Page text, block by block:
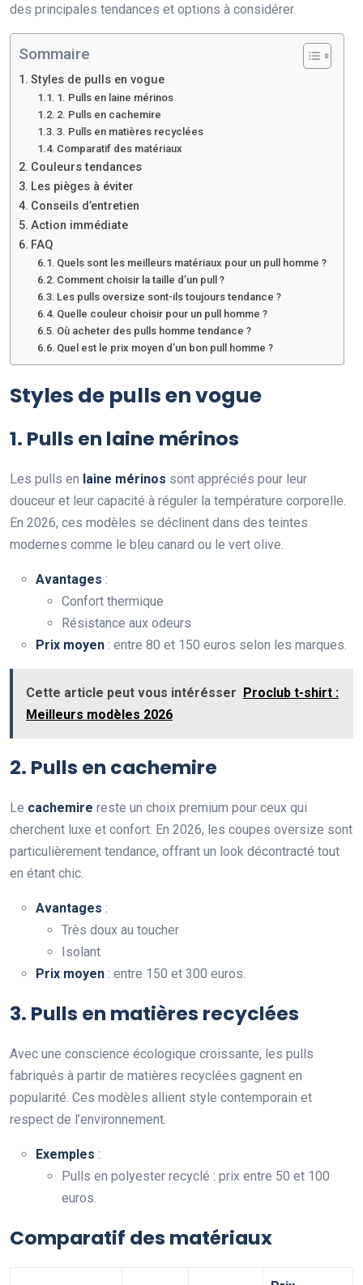
des principales tendances et options à considérer.
Sommaire
Styles de pulls en vogue
1. Pulls en laine mérinos
2. Pulls en cachemire
3. Pulls en matières recyclées
Comparatif des matériaux
Couleurs tendances
Les pièges à éviter
Conseils d’entretien
Action immédiate
FAQ
Quels sont les meilleurs matériaux pour un pull homme ?
Comment choisir la taille d’un pull ?
Les pulls oversize sont-ils toujours tendance ?
Quelle couleur choisir pour un pull homme ?
Où acheter des pulls homme tendance ?
Quel est le prix moyen d’un bon pull homme ?
Styles de pulls en vogue
1. Pulls en laine mérinos
Les pulls en laine mérinos sont appréciés pour leur
douceur et leur capacité à réguler la température corporelle.
En 2026, ces modèles se déclinent dans des teintes
modernes comme le bleu canard ou le vert olive.
Avantages :
Confort thermique
Résistance aux odeurs
Prix moyen : entre 80 et 150 euros selon les marques.
Cette article peut vous intérésser Proclub t-shirt :
Meilleurs modèles 2026
2. Pulls en cachemire
Le cachemire reste un choix premium pour ceux qui
cherchent luxe et confort. En 2026, les coupes oversize sont
particulièrement tendance, offrant un look décontracté tout
en étant chic.
Avantages :
Très doux au toucher
Isolant
Prix moyen : entre 150 et 300 euros.
3. Pulls en matières recyclées
Avec une conscience écologique croissante, les pulls
fabriqués à partir de matières recyclées gagnent en
popularité. Ces modèles allient style contemporain et
respect de l’environnement.
Exemples :
Pulls en polyester recyclé : prix entre 50 et 100
euros.
Comparatif des matériaux